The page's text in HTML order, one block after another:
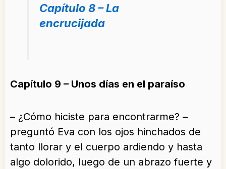
Capítulo 8 – La
encrucijada
Capítulo 9 – Unos días en el paraíso
– ¿Cómo hiciste para encontrarme? –
preguntó Eva con los ojos hinchados de
tanto llorar y el cuerpo ardiendo y hasta
algo dolorido, luego de un abrazo fuerte y